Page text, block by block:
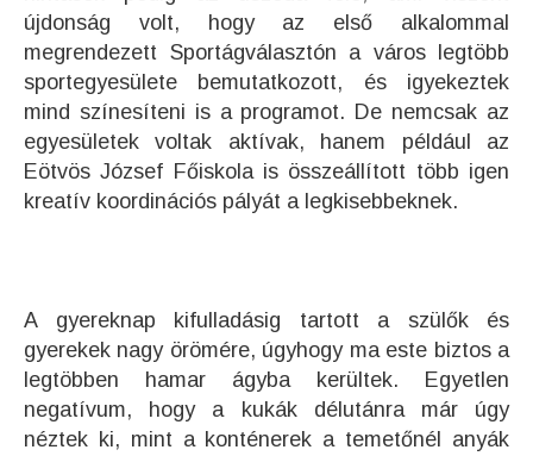
újdonság volt, hogy az első alkalommal
megrendezett Sportágválasztón a város legtöbb
sportegyesülete bemutatkozott, és igyekeztek
mind színesíteni is a programot. De nemcsak az
egyesületek voltak aktívak, hanem például az
Eötvös József Főiskola is összeállított több igen
kreatív koordinációs pályát a legkisebbeknek.
A gyereknap kifulladásig tartott a szülők és
gyerekek nagy örömére, úgyhogy ma este biztos a
legtöbben hamar ágyba kerültek. Egyetlen
negatívum, hogy a kukák délutánra már úgy
néztek ki, mint a konténerek a temetőnél anyák